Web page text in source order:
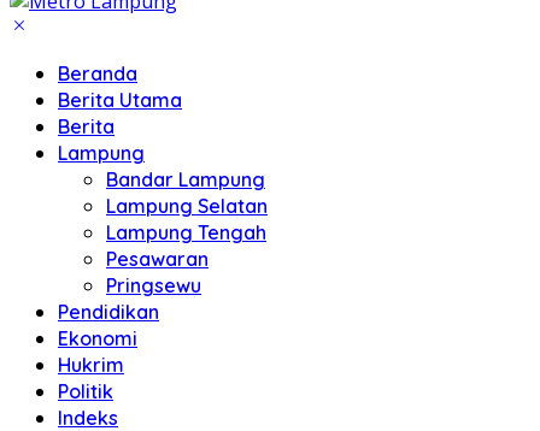
Beranda
Berita Utama
Berita
Lampung
Bandar Lampung
Lampung Selatan
Lampung Tengah
Pesawaran
Pringsewu
Pendidikan
Ekonomi
Hukrim
Politik
Indeks